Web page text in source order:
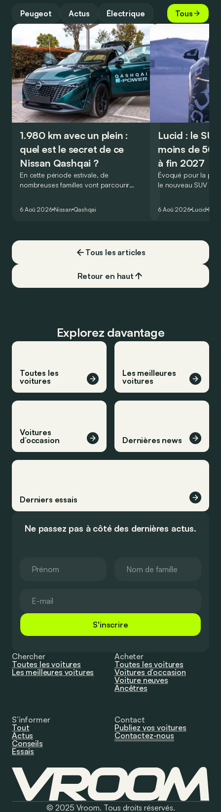
Peugeot Actus Électrique Tous
1.980 km avec un plein :
quel est le secret de ce
Nissan Qashqai ?
En cette période estivale, de
nombreuses familles vont parcourir
Qashqai e-Power, il serait possible de
6 Aoû 2026 Nissan Qashqai
Lucid : le
moins de
à fin 2027
Évoqué pour la
le nouveau SUV
l’année 2026.
6 Aoû 2026 Lucid
Tous les articles
Retour en haut
Explorez davantage
Toutes les
voitures
Les meilleures
voitures
Voitures
d’occasion
Dernières news
Derniers essais
Ne passez pas à côté des dernières actus.
S'inscrire
Chercher
Toutes les voitures
Les meilleures voitures
Acheter
Toutes les voitures
Voitures d’occasion
Voiture neuves
Ancêtres
S’informer
Tout
Actus
Conseils
Essais
Contact
Publiez vos voitures
Contactez-nous
© 2025 Vroom. Tous droits réservés.